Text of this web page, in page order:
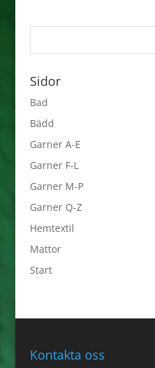
Sidor
Bad
Bädd
Garner A-E
Garner F-L
Garner M-P
Garner Q-Z
Hemtextil
Mattor
Start
Kontakta oss